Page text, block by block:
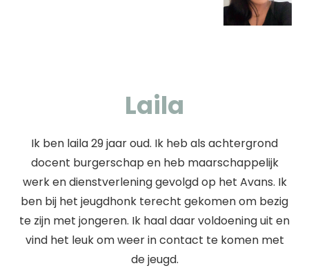
Laila
Ik ben laila 29 jaar oud. Ik heb als achtergrond
docent burgerschap en heb maarschappelijk
werk en dienstverlening gevolgd op het Avans. Ik
ben bij het jeugdhonk terecht gekomen om bezig
te zijn met jongeren. Ik haal daar voldoening uit en
vind het leuk om weer in contact te komen met
de jeugd.